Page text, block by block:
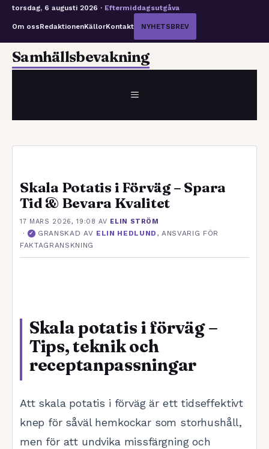
torsdag, 6 augusti 2026 · Eftermiddagsutgåva
Om ossRedaktionenKällorKontakt NYHETSBREV
HoppaSamhällsbevakning
MENY
Skala Potatis i Förväg – Spara
Tid & Bevara Kvalitet
17 MARS 2026, 19:08 AV ELIN STRÖM
· ✓ GRANSKAD AV ELIN HEDLUND , ANSVARIG FÖR
FAKTAGRANSKNING
Skala potatis i förväg –
Tips, teknik och
receptanpassningar
Att skala potatis i förväg är ett tidseffektivt
knep för såväl hemkockar som storhushåll,
men för att undvika missfärgning och